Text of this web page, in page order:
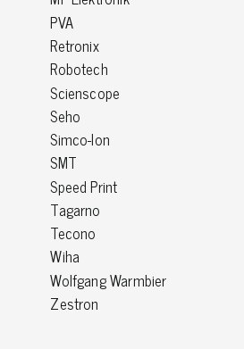
Tillbehör till lådor
Sortiment- och komponentaskar
Spolställ
Hyllsystem
Vagnar
Specialvagnar Mossman Tebbs
Hjul
Lastpallar
Specialemballage
PVA
Retronix
Robotech
Scienscope
Seho
Simco-Ion
SMT
Speed Print
Tagarno
Tecono
Wiha
Wolfgang Warmbier
Zestron